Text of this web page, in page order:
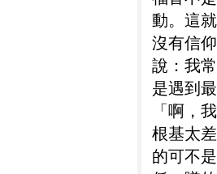
動。這
沒有信
說：我
是遇到
「啊，
根基太
的可不